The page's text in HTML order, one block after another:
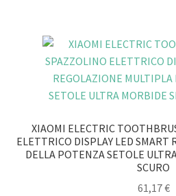
XIAOMI ELECTRIC
ELETTRICO DISPLAY LED SMART
DELLA POTENZA SETOLE
SCURO
61,17€